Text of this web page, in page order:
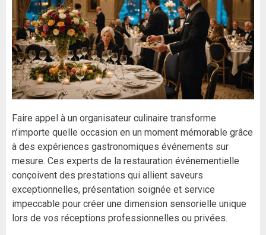
Faire appel à un organisateur culinaire transforme
n’importe quelle occasion en un moment mémorable grâce
à des expériences gastronomiques événements sur
mesure. Ces experts de la restauration événementielle
conçoivent des prestations qui allient saveurs
exceptionnelles, présentation soignée et service
impeccable pour créer une dimension sensorielle unique
lors de vos réceptions professionnelles ou privées.